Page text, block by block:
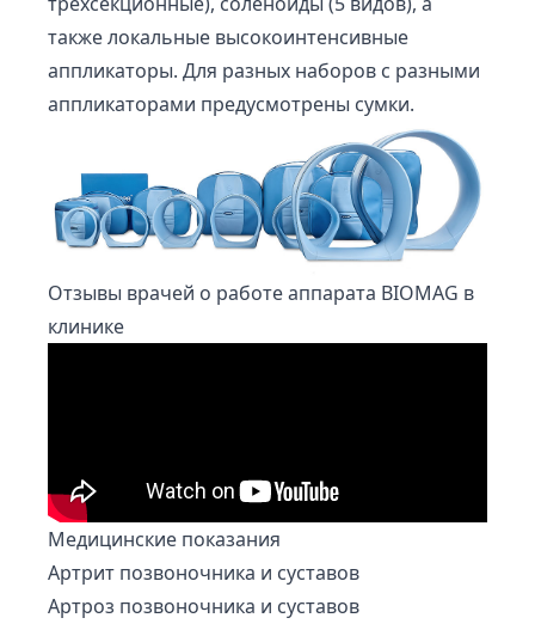
также локальные высокоинтенсивные
аппликаторы. Для разных наборов с разными
аппликаторами предусмотрены сумки.
Отзывы врачей о работе аппарата BIOMAG в
клинике
Медицинские показания
Артрит позвоночника и суставов
Артроз позвоночника и суставов